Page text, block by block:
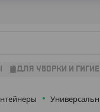
ДЛЯ УБОРКИ И